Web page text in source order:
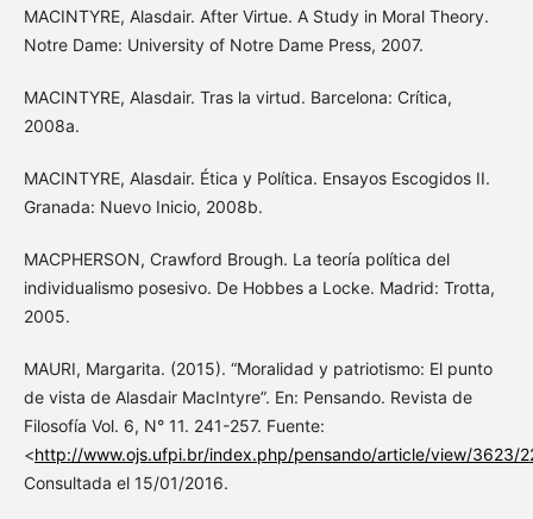
MACINTYRE, Alasdair. After Virtue. A Study in Moral Theory.
Notre Dame: University of Notre Dame Press, 2007.
MACINTYRE, Alasdair. Tras la virtud. Barcelona: Crítica,
2008a.
MACINTYRE, Alasdair. Ética y Política. Ensayos Escogidos II.
Granada: Nuevo Inicio, 2008b.
MACPHERSON, Crawford Brough. La teoría política del
individualismo posesivo. De Hobbes a Locke. Madrid: Trotta,
2005.
MAURI, Margarita. (2015). “Moralidad y patriotismo: El punto
de vista de Alasdair MacIntyre”. En: Pensando. Revista de
Filosofía Vol. 6, N° 11. 241-257. Fuente:
<http://www.ojs.ufpi.br/index.php/pensando/article/view/3623/
Consultada el 15/01/2016.